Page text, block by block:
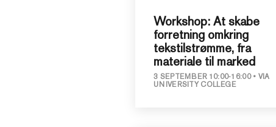
Workshop: At skabe
forretning omkring
tekstilstrømme, fra
materiale til marked
3 SEPTEMBER 10:00-16:00
VIA
UNIVERSITY COLLEGE